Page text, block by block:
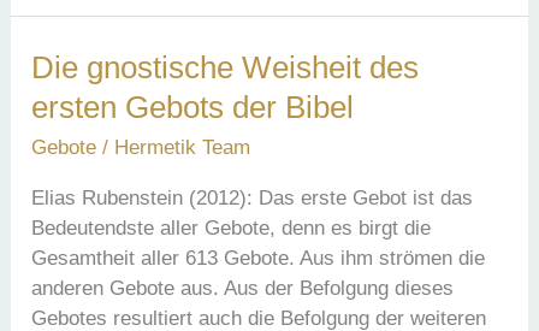
der
und
der
Die gnostische Weisheit des
ersten Gebots der Bibel
Gebote / Hermetik Team
Elias Rubenstein (2012): Das erste Gebot ist das
Bedeutendste aller Gebote, denn es birgt die
Gesamtheit aller 613 Gebote. Aus ihm strömen die
anderen Gebote aus. Aus der Befolgung dieses
Gebotes resultiert auch die Befolgung der weiteren